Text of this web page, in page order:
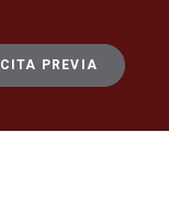
CITA PREVIA